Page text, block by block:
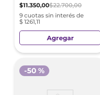
$11.350,00$22.700,00
9 cuotas sin interés de
$ 1261,11
Agregar
-50 %